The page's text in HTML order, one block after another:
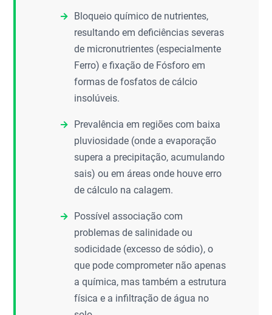
Bloqueio químico de nutrientes,
resultando em deficiências severas
de micronutrientes (especialmente
Ferro) e fixação de Fósforo em
formas de fosfatos de cálcio
insolúveis.
Prevalência em regiões com baixa
pluviosidade (onde a evaporação
supera a precipitação, acumulando
sais) ou em áreas onde houve erro
de cálculo na calagem.
Possível associação com
problemas de salinidade ou
sodicidade (excesso de sódio), o
que pode comprometer não apenas
a química, mas também a estrutura
física e a infiltração de água no